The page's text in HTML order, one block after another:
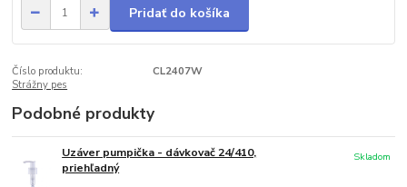
Pridať do košíka
Číslo produktu:
CL2407W
Strážny pes
Podobné produkty
Uzáver pumpička - dávkovač 24/410,
priehľadný
Skladom